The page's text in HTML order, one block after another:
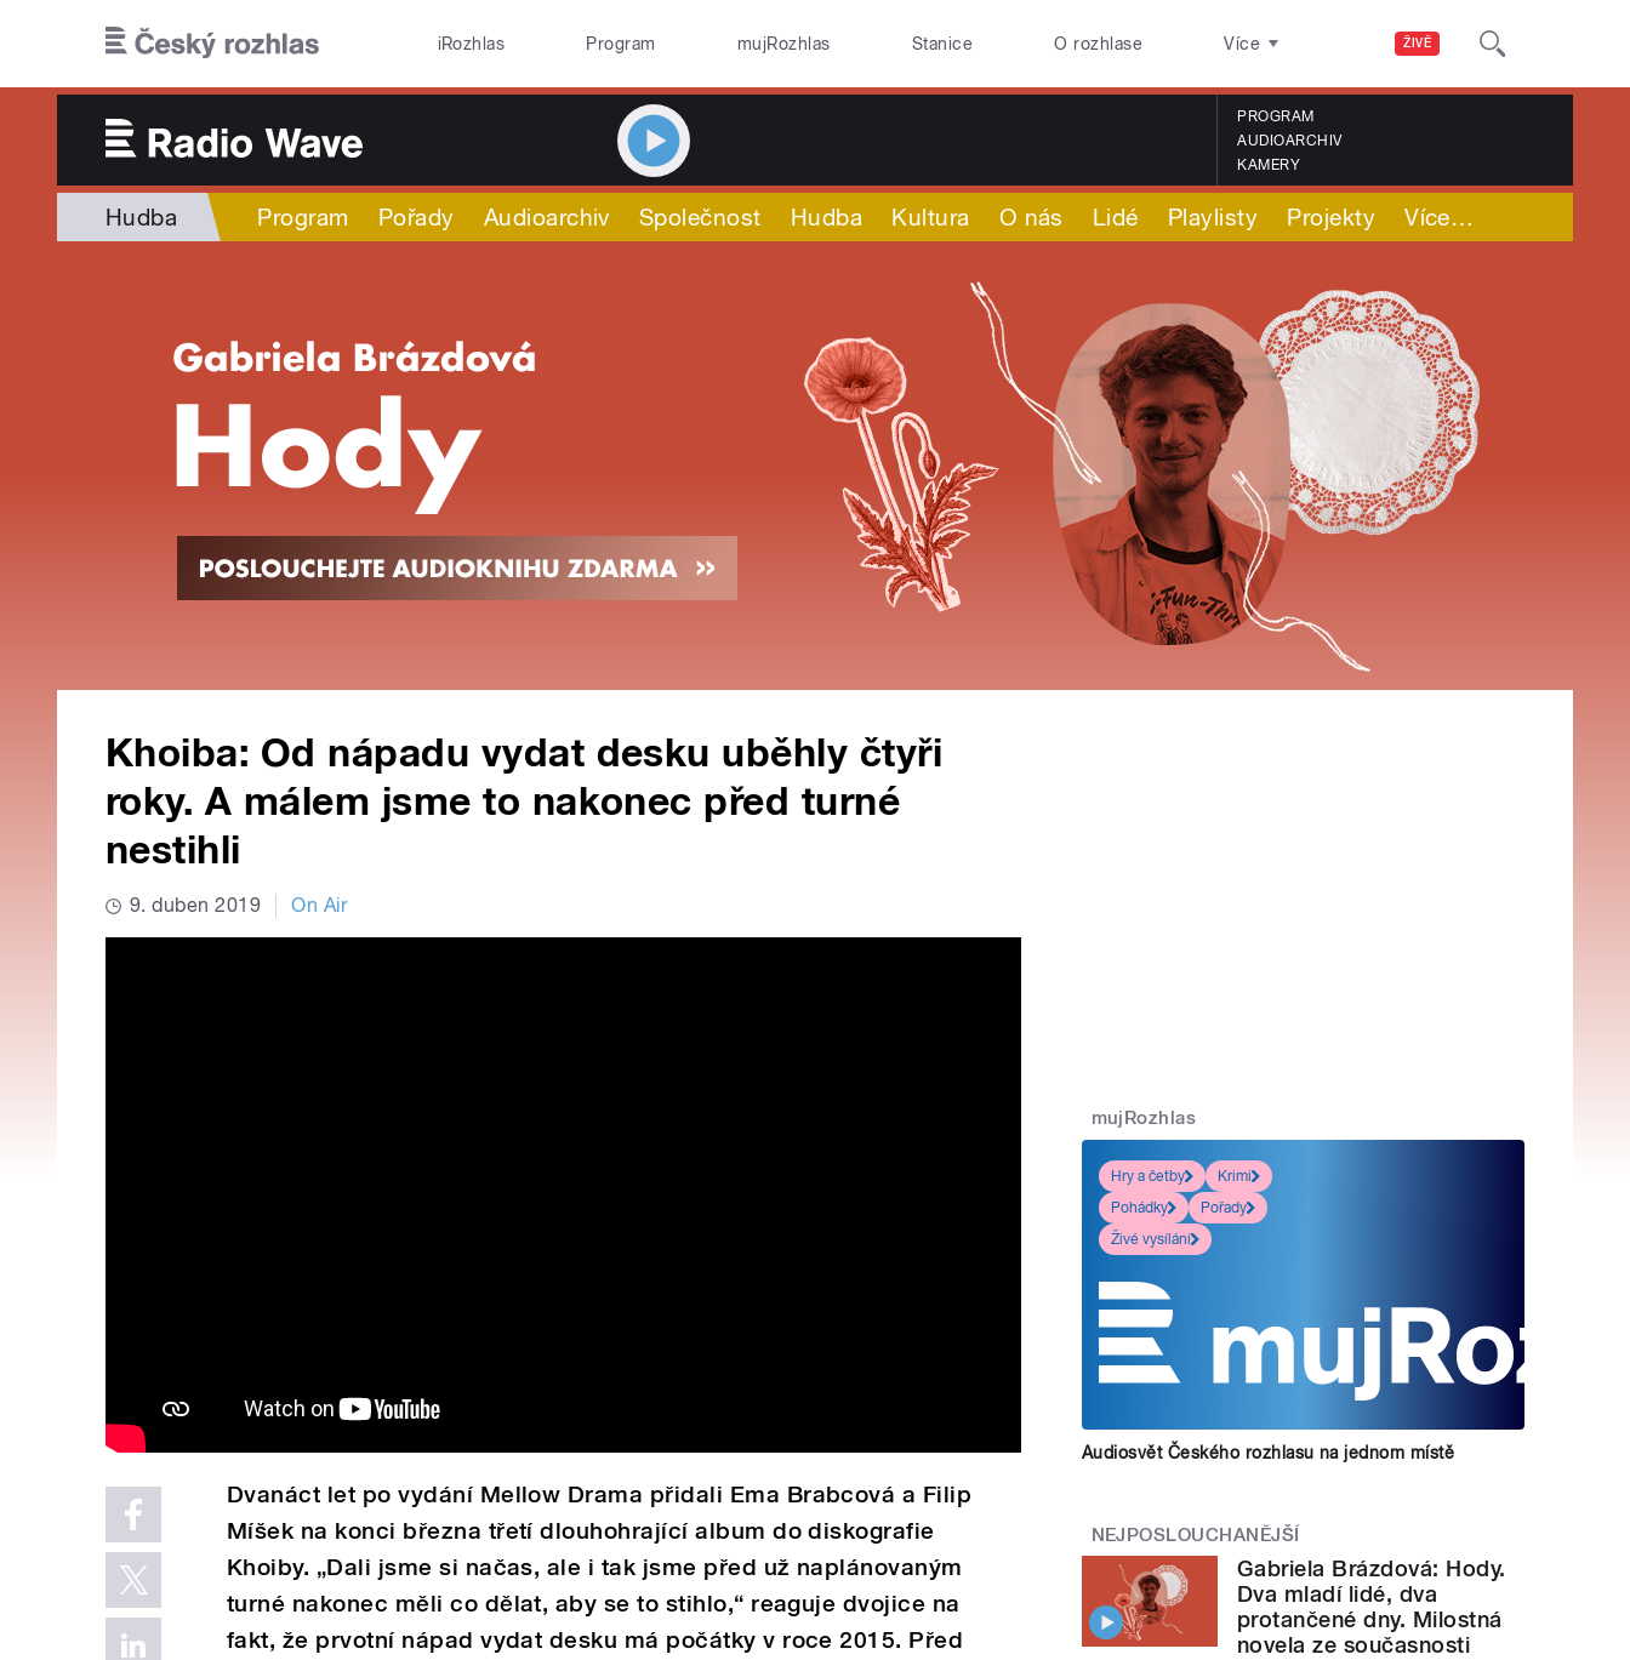
ŽIVĚ
iRozhlas Program mujRozhlas Stanice O rozhlase Více
PROGRAM
AUDIOARCHIV
KAMERY
Hudba Program Pořady Audioarchiv Společnost Hudba Kultura O nás Lidé Playlisty Projekty Více…
Khoiba: Od nápadu vydat desku uběhly čtyři
roky. A málem jsme to nakonec před turné
nestihli
9. duben 2019 On Air
Dvanáct let po vydání Mellow Drama přidali Ema Brabcová a Filip
Míšek na konci března třetí dlouhohrající album do diskografie
Khoiby. „Dali jsme si načas, ale i tak jsme před už naplánovaným
turné nakonec měli co dělat, aby se to stihlo,“ reaguje dvojice na
fakt, že prvotní nápad vydat desku má počátky v roce 2015. Před
mujRozhlas
Hry a četby
Krimi
Pohádky
Pořady
Živé vysílání
Audiosvět Českého rozhlasu na jednom místě
NEJPOSLOUCHANĚJŠÍ
Gabriela Brázdová: Hody.
Dva mladí lidé, dva
protančené dny. Milostná
novela ze současnosti